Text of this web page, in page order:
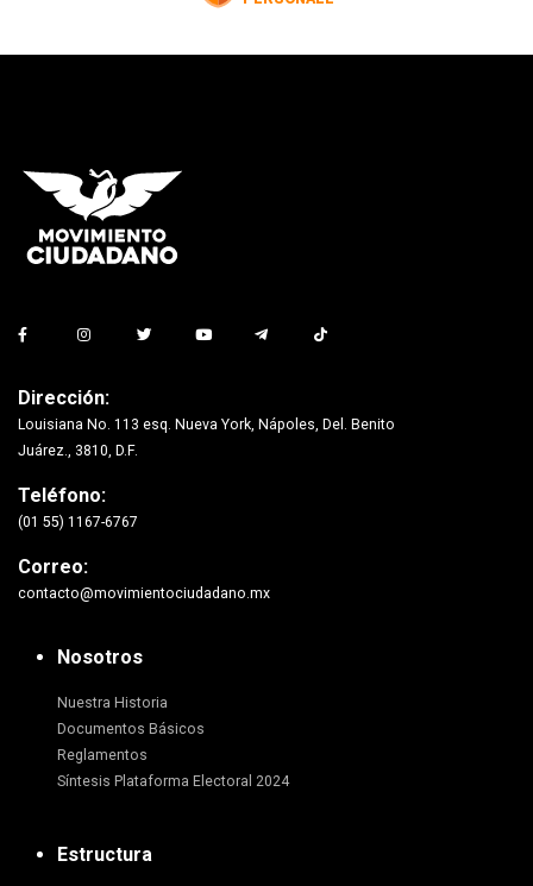
Dirección:
Louisiana No. 113 esq. Nueva York, Nápoles, Del. Benito
Juárez., 3810, D.F.
Teléfono:
(01 55) 1167-6767
Correo:
contacto@movimientociudadano.mx
Nosotros
Nuestra Historia
Documentos Básicos
Reglamentos
Síntesis Plataforma Electoral 2024
Estructura